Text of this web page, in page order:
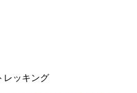
レッキング